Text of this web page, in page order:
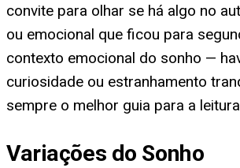
convite para olhar se há algo no
ou emocional que ficou para
contexto emocional do sonho —
curiosidade ou estranhamento
sempre o melhor guia para a
Variações do Sonho